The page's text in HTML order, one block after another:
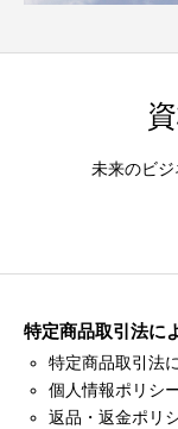
未来のビ
特定商品取引法に
特定商品取引法
個人情報ポリシ
返品・返金ポリ